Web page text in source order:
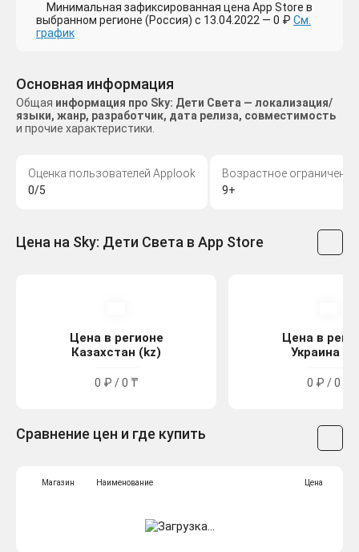
Минимальная зафиксированная цена App Store в
выбранном регионе (Россия) с 13.04.2022 — 0 ₽ См.
график
Основная информация
Общая информация про Sky: Дети Света — локализация/
языки, жанр, разработчик, дата релиза, совместимость
и прочие характеристики.
Оценка пользователей Applook
0/5
Возрастное ограничение
9+
Цена на Sky: Дети Света в App Store
Цена в регионе
Казахстан (kz)
0 ₽ / 0 ₸
Цена в
Украина
0 ₽ / 0 ₴
Сравнение цен и где купить
Магазин Наименование Цена